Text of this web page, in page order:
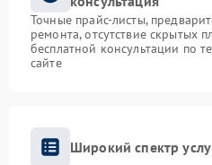
Точные прайс-листы,
ремонта, отсутствие скрытых
бесплатной консультации по
сайте
Широкий спектр